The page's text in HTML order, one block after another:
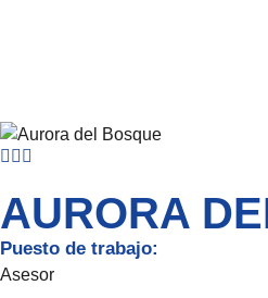
AURORA
Puesto de trabajo:
Asesor